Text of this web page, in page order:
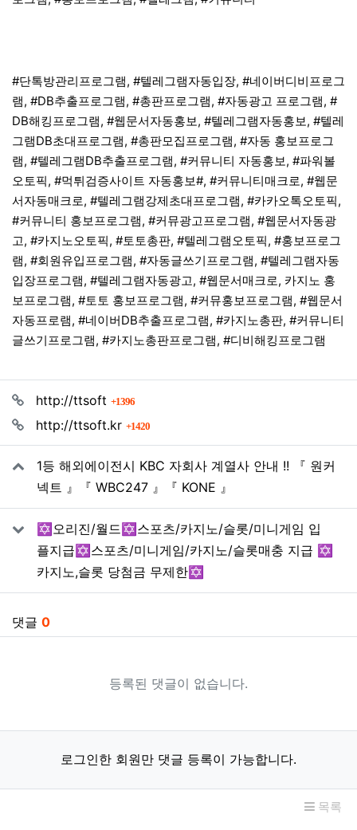
#단톡방관리프로그램, #텔레그램자동입장, #네이버디비프로그
램, #DB추출프로그램, #총판프로그램, #자동광고 프로그램, #
DB해킹프로그램, #웹문서자동홍보, #텔레그램자동홍보, #텔레
그램DB초대프로그램, #총판모집프로그램, #자동 홍보프로그
램, #텔레그램DB추출프로그램, #커뮤니티 자동홍보, #파워볼
오토픽, #먹튀검증사이트 자동홍보#, #커뮤니티매크로, #웹문
서자동매크로, #텔레그램강제초대프로그램, #카카오톡오토픽,
#커뮤니티 홍보프로그램, #커뮤광고프로그램, #웹문서자동광
고, #카지노오토픽, #토토총판, #텔레그램오토픽, #홍보프로그
램, #회원유입프로그램, #자동글쓰기프로그램, #텔레그램자동
입장프로그램, #텔레그램자동광고, #웹문서매크로, 카지노 홍
보프로그램, #토토 홍보프로그램, #커뮤홍보프로그램, #웹문서
자동프로램, #네이버DB추출프로그램, #카지노총판, #커뮤니티
글쓰기프로그램, #카지노총판프로그램, #디비해킹프로그램
http://ttsoft 1396회 연결
http://ttsoft.kr
1420회 연결
1등 해외에이전시 KBC 자회사 계열사 안내 !! 『 원커
넥트 』『 WBC247 』『 KONE 』
✡️오리진/월드✡️스포츠/카지노/슬롯/미니게임 입
플지급✡️스포츠/미니게임/카지노/슬롯매충 지급 ✡️
카지노,슬롯 당첨금 무제한✡️
댓글 0
등록된 댓글이 없습니다.
로그인한 회원만 댓글 등록이 가능합니다.
목록